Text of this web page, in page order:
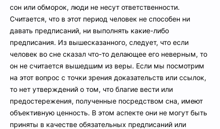
сон или обморок, люди не несут ответственности.
Считается, что в этот период человек не способен ни
давать предписаний, ни выполнять какие-либо
предписания. Из вышесказанного, следует, что если
человек во сне сказал что-то делающее его неверным, то
он не считается вышедшим из веры. Если мы посмотрим
на этот вопрос с точки зрения доказательств или ссылок,
то нет утверждений о том, что благие вести или
предостережения, полученные посредством сна, имеют
объективную ценность. В этом аспекте они не могут быть
приняты в качестве обязательных предписаний или